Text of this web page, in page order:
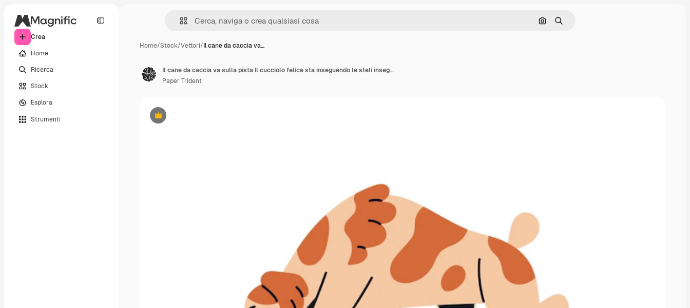
Crea
Home
Ricerca
Stock
Esplora
Strumenti
Cerca per immagine
Ricerca
Home/Stock/Vettori/Il cane da caccia va…
Premium
Il cane da caccia va sulla pista Il cucciolo felice sta inseguendo le steli insegue una preda Il cucciolato peloso del segugio annusa il suolo mentre cammina Illustrazione vettoriale isolata piatta su sfondo bianco
Paper Trident